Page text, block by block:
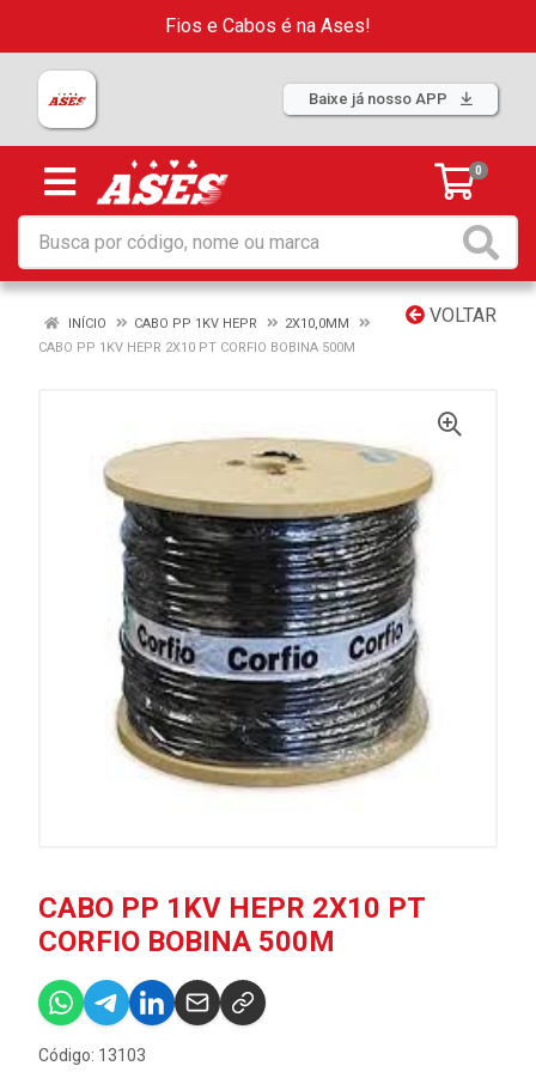
Fios e Cabos é na Ases!
Baixe já nosso APP
0
VOLTAR
INÍCIO CABO PP 1KV HEPR
2X10,0MM
CABO PP 1KV HEPR 2X10 PT CORFIO BOBINA 500M
CABO PP 1KV HEPR 2X10 PT
CORFIO BOBINA 500M
Código: 13103